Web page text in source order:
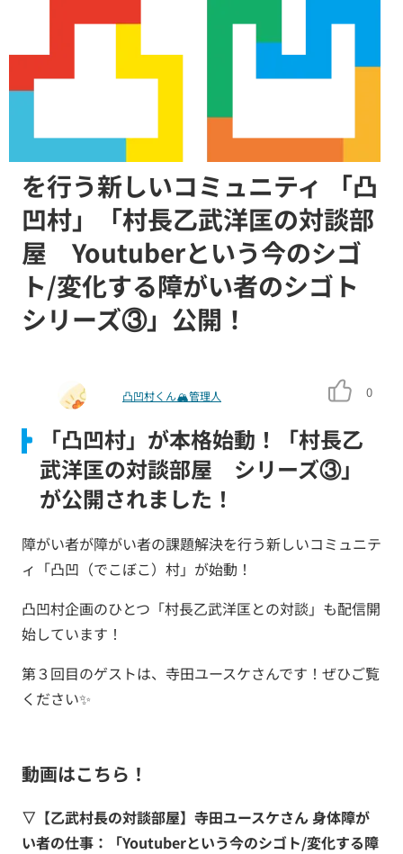
障がい者が障がい者の課題解決
を行う新しいコミュニティ 「凸
凹村」「村長乙武洋匡の対談部
屋 Youtuberという今のシゴ
ト/変化する障がい者のシゴト
シリーズ③」公開！
凸凹村くん🏔管理人 0
「凸凹村」が本格始動！「村長乙
武洋匡の対談部屋 シリーズ③」
が公開されました！
障がい者が障がい者の課題解決を行う新しいコミュニテ
ィ「凸凹（でこぼこ）村」が始動！
凸凹村企画のひとつ「村長乙武洋匡との対談」も配信開
始しています！
第３回目のゲストは、寺田ユースケさんです！ぜひご覧
ください✨
動画はこちら！
▽【乙武村長の対談部屋】寺田ユースケさん 身体障が
い者の仕事：「Youtuberという今のシゴト/変化する障